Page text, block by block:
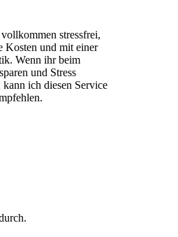
stressfrei,
Kosten und mit einer
Wenn ihr beim
und Stress
ich diesen Service